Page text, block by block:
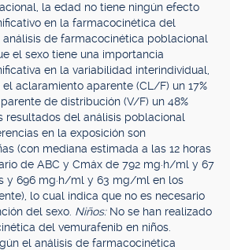
la edad no tiene ningún efecto
en la farmacocinética del
análisis de farmacocinética poblacional
el sexo tiene una importancia
en la variabilidad interindividual,
aclaramiento aparente (CL/F) un 17%
de distribución (V/F) un 48%
resultados del análisis poblacional
en la exposición son
(con mediana estimada a las 12 horas
de ABC y Cmáx de 792 mg·h/ml y 67
y 696 mg·h/ml y 63 mg/ml en los
lo cual indica que no es necesario
del sexo. Niños: No se han realizado
del vemurafenib en niños.
el análisis de farmacocinética